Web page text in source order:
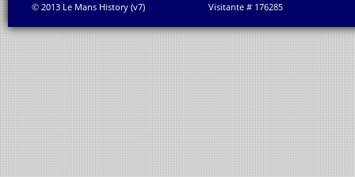
© 2013 Le Mans History (v7) Visitante # 176285